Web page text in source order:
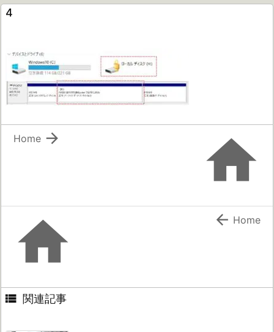
4


Home
  Home
 関連記事